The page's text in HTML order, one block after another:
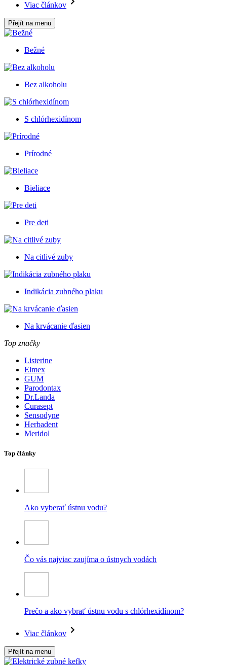
Viac článkov
Přejít na menu
Bežné
Bez alkoholu
S chlórhexidínom
Prírodné
Bieliace
Pre deti
Na citlivé zuby
Indikácia zubného plaku
Na krvácanie ďasien
Top značky
Listerine
Elmex
GUM
Parodontax
Dr.Landa
Curasept
Sensodyne
Herbadent
Meridol
Top články
Ako vyberať ústnu vodu?
Čo vás najviac zaujíma o ústnych vodách
Prečo a ako vybrať ústnu vodu s chlórhexidínom?
Viac článkov
Přejít na menu